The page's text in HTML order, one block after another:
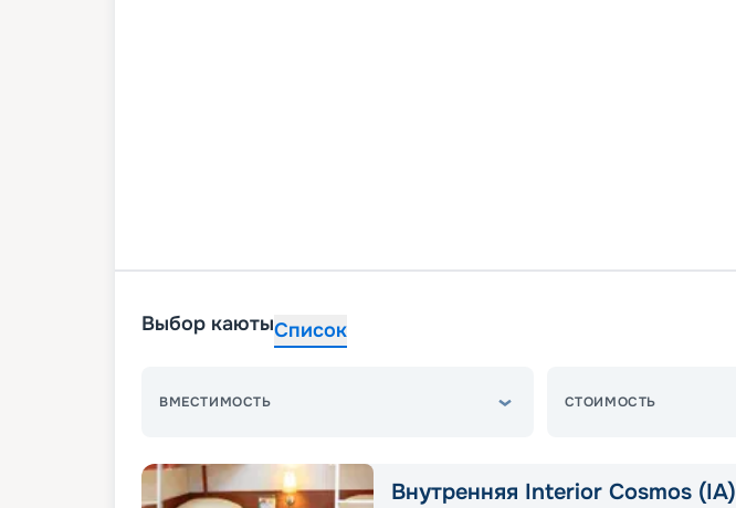
Выбор каютыСписок
ВМЕСТИМОСТЬ СТОИМОСТЬ
Внутренняя Interior Cosmos (IA)